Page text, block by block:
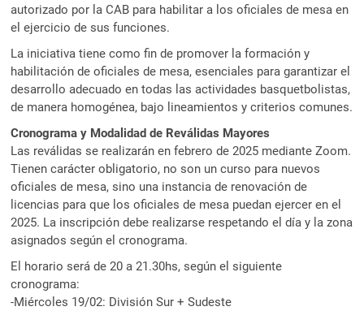
autorizado por la CAB para habilitar a los oficiales de mesa en
el ejercicio de sus funciones.
La iniciativa tiene como fin de promover la formación y
habilitación de oficiales de mesa, esenciales para garantizar el
desarrollo adecuado en todas las actividades basquetbolistas,
de manera homogénea, bajo lineamientos y criterios comunes.
Cronograma y Modalidad de Reválidas Mayores
Las reválidas se realizarán en febrero de 2025 mediante Zoom.
Tienen carácter obligatorio, no son un curso para nuevos
oficiales de mesa, sino una instancia de renovación de
licencias para que los oficiales de mesa puedan ejercer en el
2025. La inscripción debe realizarse respetando el día y la zona
asignados según el cronograma.
El horario será de 20 a 21.30hs, según el siguiente
cronograma:
-Miércoles 19/02: División Sur + Sudeste